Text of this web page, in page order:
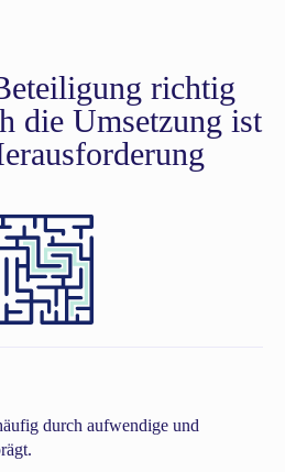
richtig
die Umsetzung ist
durch aufwendige und